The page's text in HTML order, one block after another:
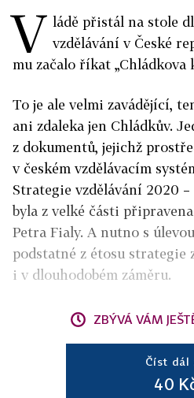
V ládě přistál na stole
vzdělávání v České
mu začalo říkat „Chládkova
To je ale velmi zavádějící,
ani zdaleka jen Chládkův.
z dokumentů, jejichž
v českém vzdělávacím
Strategie vzdělávání 2020
byla z velké části
Petra Fialy. A nutno s
podstatné z étosu strategie
i v dlouhodobém záměru.
ZBÝVÁ VÁM
Číst dál
40